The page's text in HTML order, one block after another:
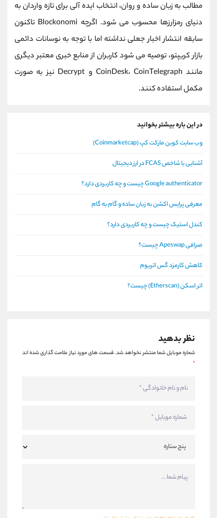
مطالب به زبان ساده و روان، انتخاب ایده ‌آلی برای تازه ‌واردان به
دنیای رمزارزها محسوب می ‌شود. اگرچه Blockonomi تاکنون
سابقه انتشار اخبار جعلی نداشته اما با توجه به نوسانات دائمی
بازار کریپتو، توصیه می ‌شود کاربران از منابع خبری معتبر دیگری
مانند CoinDesk، CoinTelegraph و Decrypt نیز به صورت
مکمل استفاده کنند.
در این باره بیشتر بخوانید
وب سایت کوین مارکت کپ (Coinmarketcap)
آشنایی با شاخص FCAS در ارز دیجیتال
Google authenticator چیست و چه کاربردی دارد؟
معرفی پرایس اکشن به زبان ساده و گام به گام
کندل استیک چیست و چه کاربردی دارد؟
صرافی Apeswap چیست؟
کاهش کارمزد گس اتریوم
اتر اسکن (Etherscan) چیست؟
نظر بدهید
شماره موبایل شما منتشر نخواهد شد.قسمت های مورد نیاز علامت گذاری شده اند
*